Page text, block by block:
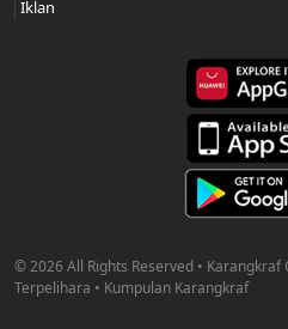
© 2026 All Rights Reserved •
Terpelihara • Kumpulan Karangkraf